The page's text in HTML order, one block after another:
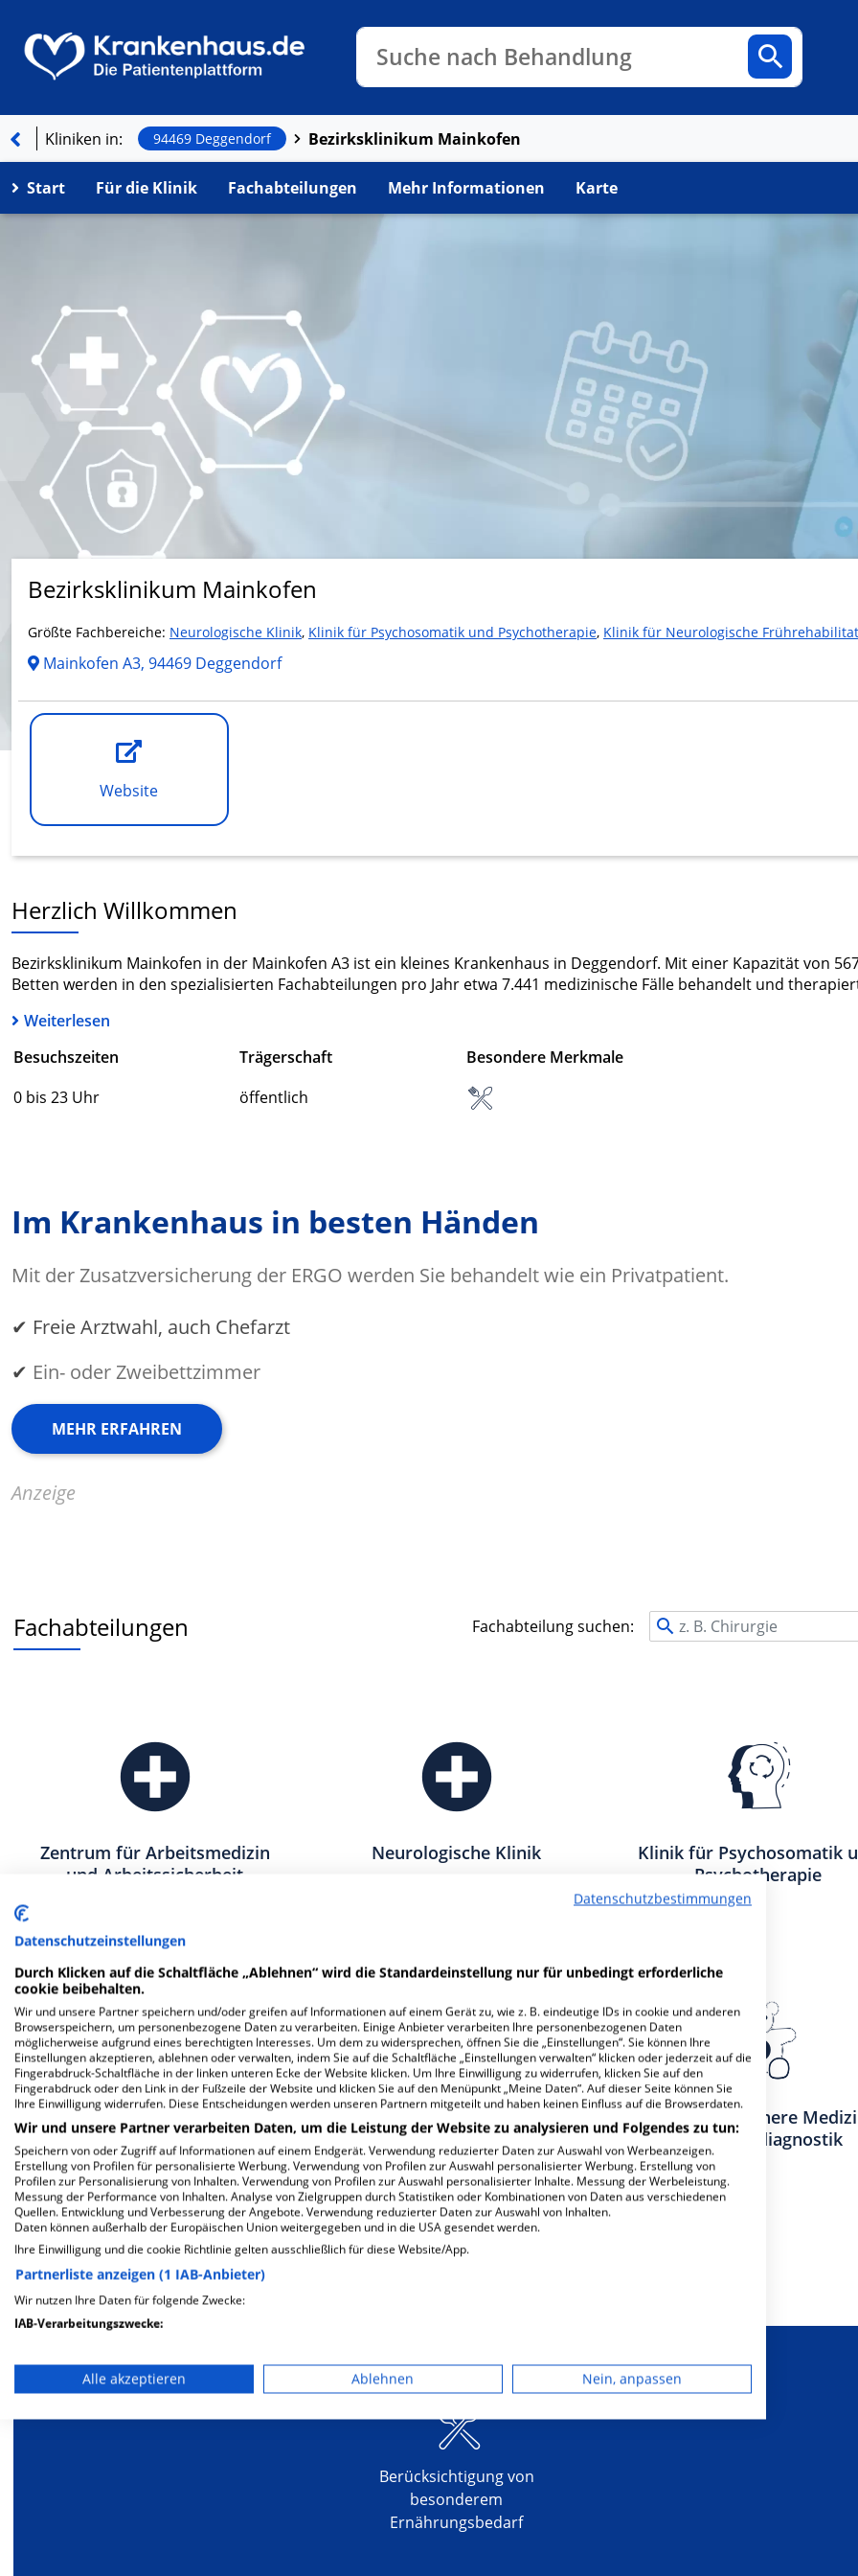
Suche nach Behandlung
Kliniken in: 94469 Deggendorf Bezirksklinikum Mainkofen
Start Für die Klinik Fachabteilungen Mehr Informationen Karte
Bezirksklinikum Mainkofen
Größte Fachbereiche: Neurologische Klinik, Klinik für Psychosomatik und Psychotherapie, Klinik für Neurologische
Mainkofen A3, 94469 Deggendorf
Website
Herzlich Willkommen
Bezirksklinikum Mainkofen in der Mainkofen A3 ist ein kleines Krankenhaus in Deggendorf. Mit einer Kapazität von
Betten werden in den spezialisierten Fachabteilungen pro Jahr etwa 7.441 medizinische Fälle behandelt und
Weiterlesen
Besuchszeiten
0 bis 23 Uhr
Trägerschaft
öffentlich
Besondere Merkmale
Im Krankenhaus in besten Händen
Mit der Zusatzversicherung der ERGO werden Sie behandelt wie ein Privatpatient.
✔ Freie Arztwahl, auch Chefarzt
✔ Ein- oder Zweibettzimmer
MEHR ERFAHREN
Anzeige
Fachabteilungen Fachabteilung suchen:
Zentrum für Arbeitsmedizin
und Arbeitssicherheit
Neurologische Klinik
Klinik für Psychosomatik
Psychotherapie
Klinik für Neurologische
Frührehabilitation
Institut für Radiologische
Diagnostik
Institut für Innere
und Labordiagnostik
Mehr Informationen
Besondere Merkmale
Berücksichtigung von
besonderem
Ernährungsbedarf
Datenschutzbestimmungen
Datenschutzeinstellungen
Durch Klicken auf die Schaltfläche „Ablehnen“ wird die Standardeinstellung nur für unbedingt erforderliche
cookie beibehalten.
Wir und unsere Partner speichern und/oder greifen auf Informationen auf einem Gerät zu, wie z. B. eindeutige IDs in cookie und anderen
Browserspeichern, um personenbezogene Daten zu verarbeiten. Einige Anbieter verarbeiten Ihre personenbezogenen Daten
möglicherweise aufgrund eines berechtigten Interesses. Um dem zu widersprechen, öffnen Sie die „Einstellungen“. Sie können Ihre
Einstellungen akzeptieren, ablehnen oder verwalten, indem Sie auf die Schaltfläche „Einstellungen verwalten“ klicken oder jederzeit auf die
Fingerabdruck-Schaltfläche in der linken unteren Ecke der Website klicken. Um Ihre Einwilligung zu widerrufen, klicken Sie auf den
Fingerabdruck oder den Link in der Fußzeile der Website und klicken Sie auf den Menüpunkt „Meine Daten“. Auf dieser Seite können Sie
Ihre Einwilligung widerrufen. Diese Entscheidungen werden unseren Partnern mitgeteilt und haben keinen Einfluss auf die Browserdaten.
Wir und unsere Partner verarbeiten Daten, um die Leistung der Website zu analysieren und Folgendes zu tun:
Speichern von oder Zugriff auf Informationen auf einem Endgerät. Verwendung reduzierter Daten zur Auswahl von Werbeanzeigen.
Erstellung von Profilen für personalisierte Werbung. Verwendung von Profilen zur Auswahl personalisierter Werbung. Erstellung von
Profilen zur Personalisierung von Inhalten. Verwendung von Profilen zur Auswahl personalisierter Inhalte. Messung der Werbeleistung.
Messung der Performance von Inhalten. Analyse von Zielgruppen durch Statistiken oder Kombinationen von Daten aus verschiedenen
Quellen. Entwicklung und Verbesserung der Angebote. Verwendung reduzierter Daten zur Auswahl von Inhalten.
Daten können außerhalb der Europäischen Union weitergegeben und in die USA gesendet werden.
Ihre Einwilligung und die cookie Richtlinie gelten ausschließlich für diese Website/App.
Partnerliste anzeigen (1 IAB-Anbieter)
Wir nutzen Ihre Daten für folgende Zwecke:
IAB-Verarbeitungszwecke:
Verwendung reduzierter Daten zur Auswahl von Werbeanzeigen
Verwendung von Profilen zur Auswahl personalisierter Werbung
Alle akzeptieren Ablehnen Nein, anpassen